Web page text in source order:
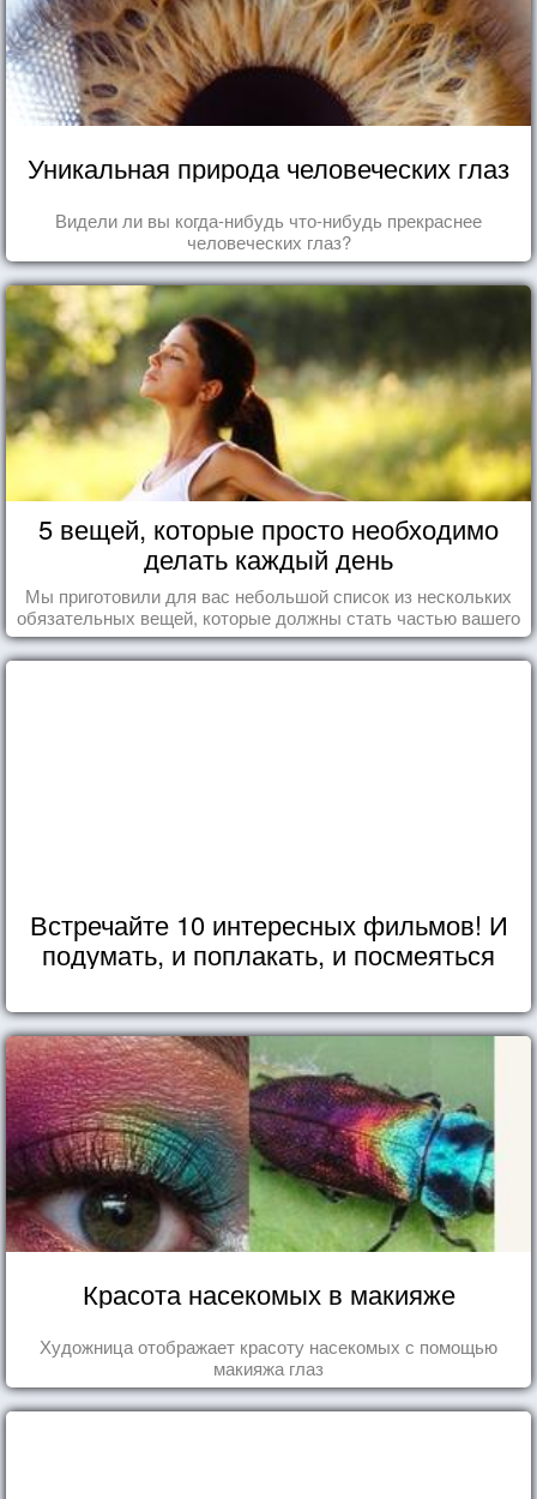
Уникальная природа человеческих глаз
Видели ли вы когда-нибудь что-нибудь прекраснее
человеческих глаз?
5 вещей, которые просто необходимо
делать каждый день
Мы приготовили для вас небольшой список из нескольких
обязательных вещей, которые должны стать частью вашего
дня.
Встречайте 10 интересных фильмов! И
подумать, и поплакать, и посмеяться
Красота насекомых в макияже
Художница отображает красоту насекомых с помощью
макияжа глаз